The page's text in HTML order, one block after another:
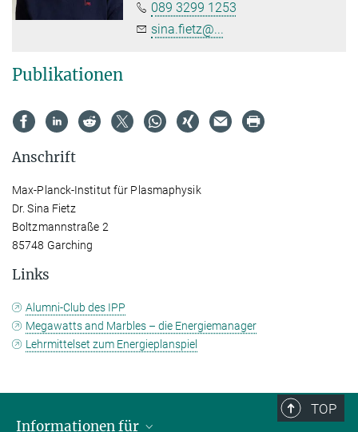
089 3299 1253
sina.fietz@...
Publikationen
Anschrift
Max-Planck-Institut für Plasmaphysik
Dr. Sina Fietz
Boltzmannstraße 2
85748 Garching
Links
Alumni-Club des IPP
Megawatts and Marbles – die Energiemanager
Lehrmittelset zum Energieplanspiel
TOP
Informationen für